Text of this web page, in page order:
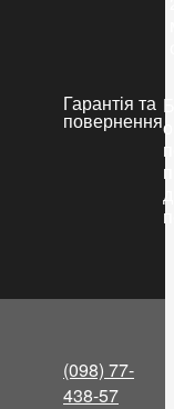
Гарантія та
повернення
(098) 77-
438-57